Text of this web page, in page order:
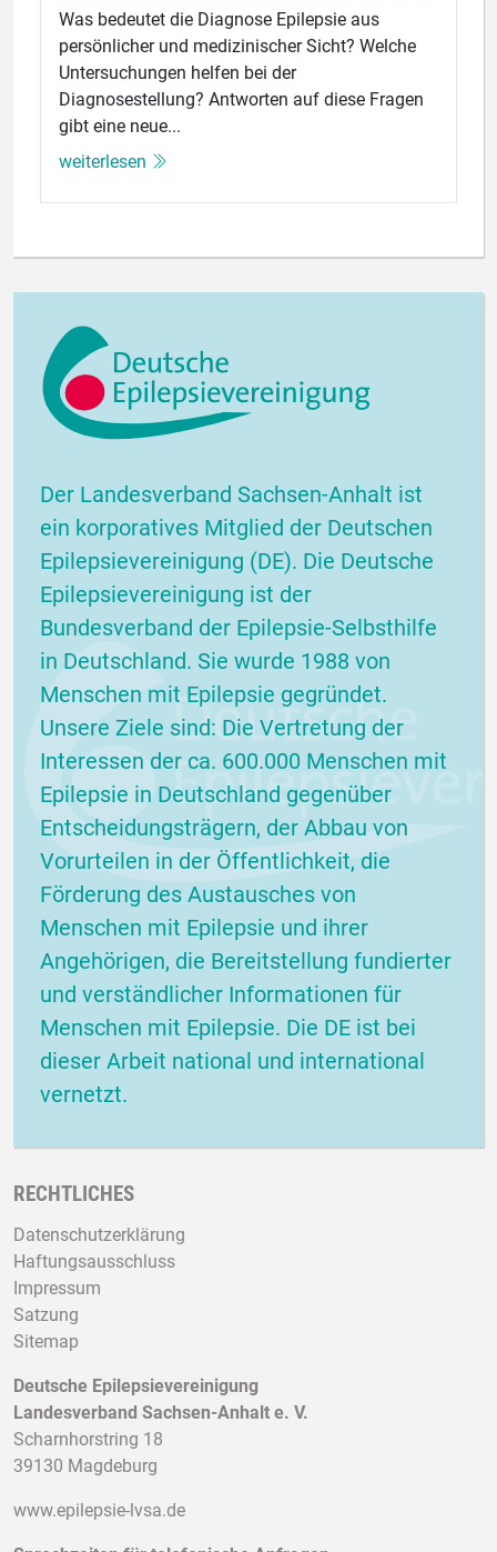
Was bedeutet die Diagnose Epilepsie aus
persönlicher und medizinischer Sicht? Welche
Untersuchungen helfen bei der
Diagnosestellung? Antworten auf diese Fragen
gibt eine neue...
weiterlesen
Der Landesverband Sachsen-Anhalt ist
ein korporatives Mitglied der Deutschen
Epilepsievereinigung (DE). Die Deutsche
Epilepsievereinigung ist der
Bundesverband der Epilepsie-Selbsthilfe
in Deutschland. Sie wurde 1988 von
Menschen mit Epilepsie gegründet.
Unsere Ziele sind: Die Vertretung der
Interessen der ca. 600.000 Menschen mit
Epilepsie in Deutschland gegenüber
Entscheidungsträgern, der Abbau von
Vorurteilen in der Öffentlichkeit, die
Förderung des Austausches von
Menschen mit Epilepsie und ihrer
Angehörigen, die Bereitstellung fundierter
und verständlicher Informationen für
Menschen mit Epilepsie. Die DE ist bei
dieser Arbeit national und international
vernetzt.
RECHTLICHES
Datenschutzerklärung
Haftungsausschluss
Impressum
Satzung
Sitemap
Deutsche Epilepsievereinigung
Landesverband Sachsen-Anhalt e. V.
Scharnhorstring 18
39130 Magdeburg
www.epilepsie-lvsa.de